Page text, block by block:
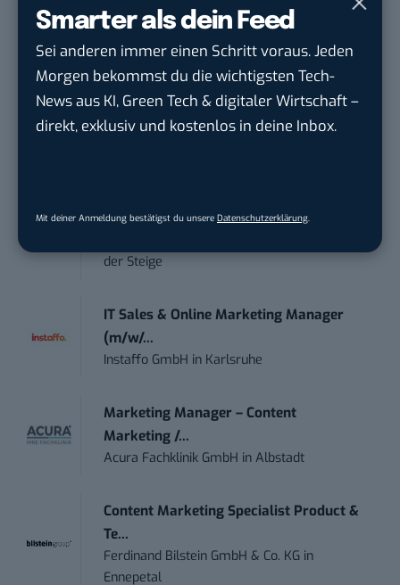
Smarter als dein Feed
Sei anderen immer einen Schritt voraus. Jeden
Morgen bekommst du die wichtigsten Tech-
News aus KI, Green Tech & digitaler Wirtschaft –
direkt, exklusiv und kostenlos in deine Inbox.
Mit deiner Anmeldung bestätigst du unsere Datenschutzerklärung
Social Media Content Creator (m/w/d)
moveUP Media GmbH in Düsseldorf
Anforderungs- und Projektmanager
touristische...
Creation...
der Steige
IT Sales & Online Marketing Manager
(m/w/...
Instaffo GmbH in Karlsruhe
Marketing Manager – Content
Marketing /...
Acura Fachklinik GmbH inAlbstadt
Content Marketing Specialist Product &
Te...
Ferdinand Bilstein GmbH & Co. KG in
Ennepetal